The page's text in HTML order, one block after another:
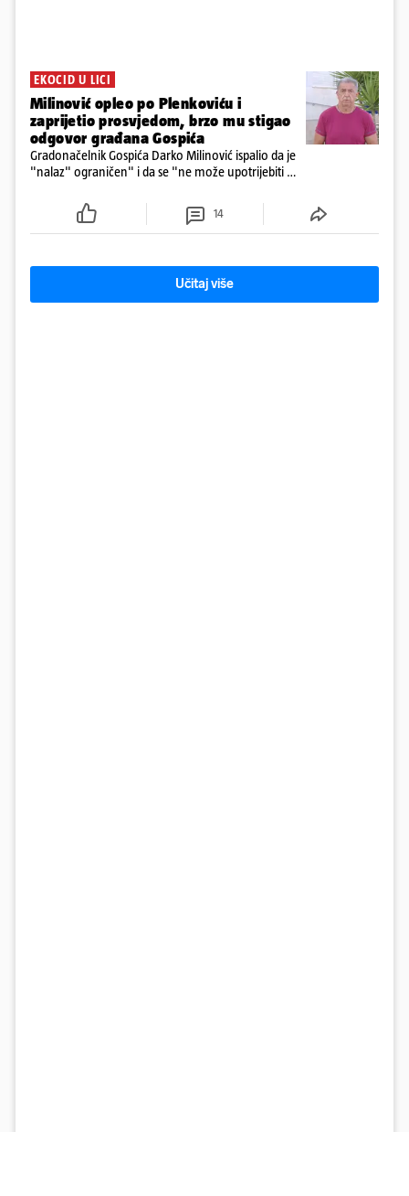
EKOCID U LICI
Milinović opleo po Plenkoviću i
zaprijetio prosvjedom, brzo mu stigao
odgovor građana Gospića
Gradonačelnik Gospića Darko Milinović ispalio da je
"nalaz" ograničen" i da se "ne može upotrijebiti za
ga je naručio Uskok i da je dio spisa
14
Učitaj više